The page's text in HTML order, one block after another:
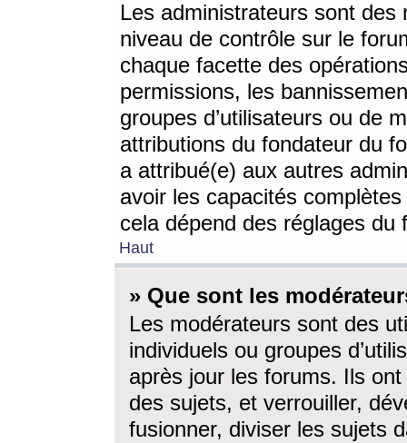
Les administrateurs sont
niveau de contrôle sur le
chaque facette des
permissions, les
groupes d’utilisateurs ou de
attributions du fondateur du
a attribué(e) aux autres
avoir les capacités
cela dépend des réglages du
Haut
» Que sont les
Les modérateurs sont des
individuels ou groupes
après jour les forums. Ils ont
des sujets, et verrouiller,
fusionner, diviser les sujets